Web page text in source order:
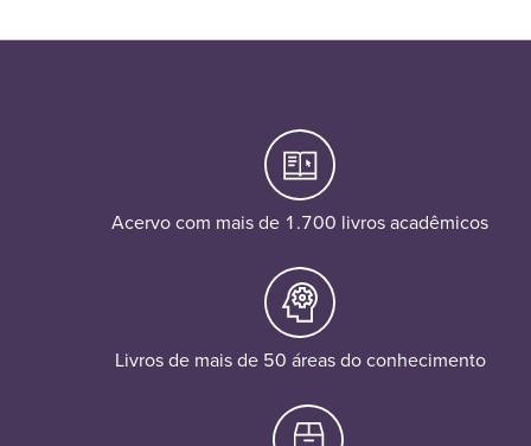
Acervo com mais de 1.700 livros acadêmicos
Livros de mais de 50 áreas do conhecimento